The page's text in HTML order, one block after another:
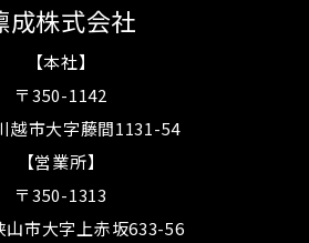
成株式会社
【本社】
〒350-1142
越市大字藤間1131-54
【営業所】
〒350-1313
山市大字上赤坂633-56